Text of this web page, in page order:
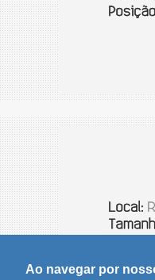
Ao navegar por